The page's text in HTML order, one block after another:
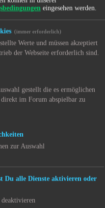
Ansprüchen,
freizustellen
ersetzen, die diesem
entstehen. Der
von den Kosten der
freigestellt. Der Anbieter
als Nutzer einen
Als Nutzer sind Sie
Treu und Glauben mit
Alle weitergehenden
des Anbieters
als Nutzer die mögliche
haben, bestehen die
eingesehen werden.
(immer erforderlich)
Werte und müssen akzeptiert
der Webseite erforderlich sind.
gestellt die es ermöglichen
im Forum abspielbar zu
zur Auswahl
Du alle Dienste aktivieren oder